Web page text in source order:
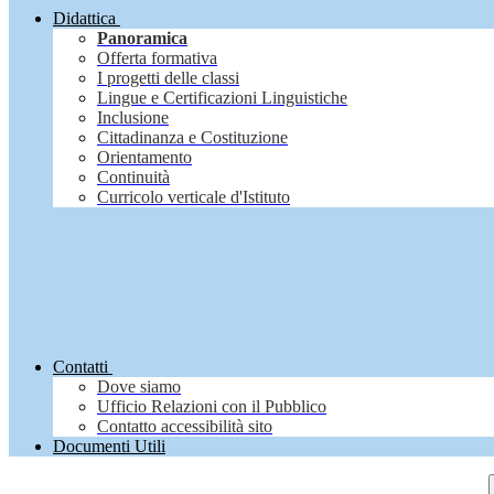
Didattica
Panoramica
Offerta formativa
I progetti delle classi
Lingue e Certificazioni Linguistiche
Inclusione
Cittadinanza e Costituzione
Orientamento
Continuità
Curricolo verticale d'Istituto
Contatti
Dove siamo
Ufficio Relazioni con il Pubblico
Contatto accessibilità sito
Documenti Utili